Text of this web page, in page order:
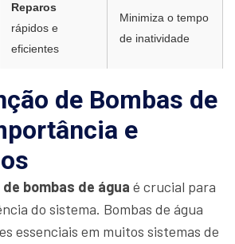
Reparos
rápidos e
eficientes
Minimiza o tempo
de inatividade
de Bombas de
e
bombas de água é crucial para
do sistema. Bombas de água
essenciais em muitos sistemas de